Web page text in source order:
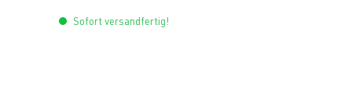
Sofort versandfertig!